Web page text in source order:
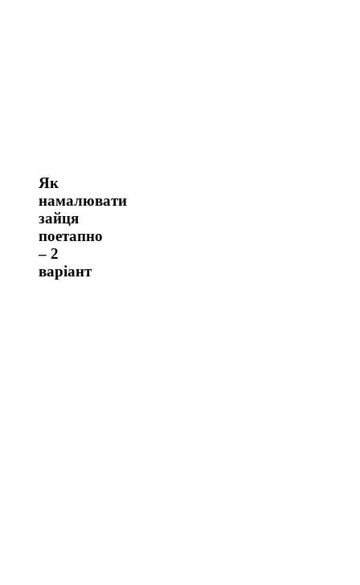
Як
намалювати
зайця
поетапно
– 2
варіант